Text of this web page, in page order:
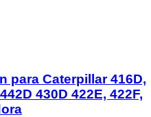
para Caterpillar 416D,
430D 422E, 422F,